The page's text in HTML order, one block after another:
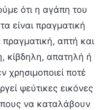
ότι η αγάπη του
είναι πραγματική
πραγματική, απτή και
κίβδηλη, απατηλή ή
χρησιμοποιεί ποτέ
ψεύτικες εικόνες
να καταλάβουν